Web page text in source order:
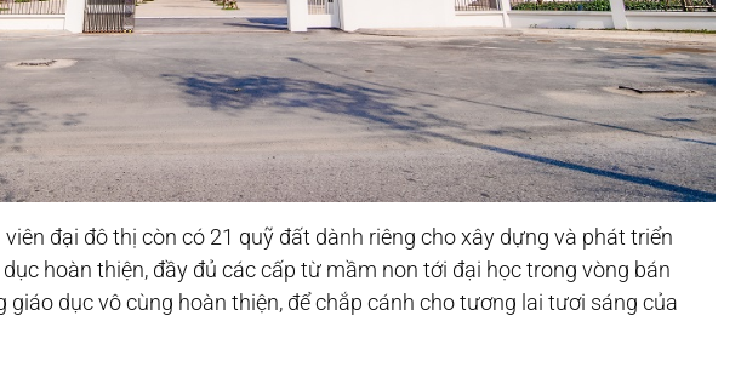
đại đô thị còn có 21 quỹ đất dành riêng cho xây dựng và phát triển
hoàn thiện, đầy đủ các cấp từ mầm non tới đại học trong vòng bán
giáo dục vô cùng hoàn thiện, để chắp cánh cho tương lai tươi sáng của